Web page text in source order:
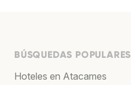
BÚSQUEDAS POPULARES
Hoteles en Atacames